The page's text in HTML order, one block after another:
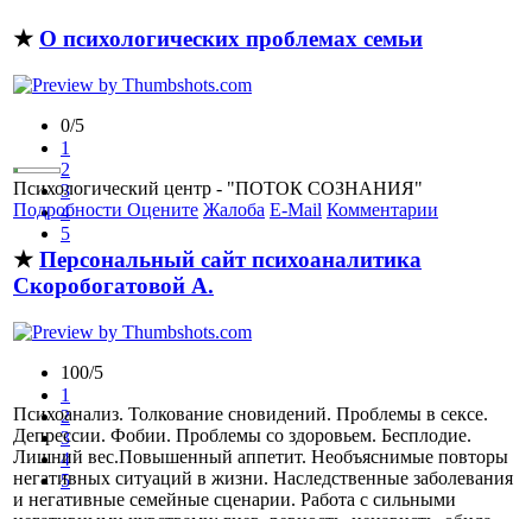
★ О психологических проблемах семьи
0/5
1
2
3
4
5
Психологический центр - "ПОТОК СОЗНАНИЯ"
Подробности Оцените Жалоба E-Mail Комментарии
★ Персональный сайт психоаналитика
Скоробогатовой А.
100/5
1
2
3
4
5
Психоанализ. Толкование сновидений. Проблемы в сексе.
Депрессии. Фобии. Проблемы со здоровьем. Бесплодие.
Лишний вес.Повышенный аппетит. Необъяснимые повторы
негативных ситуаций в жизни. Наследственные заболевания
и негативные семейные сценарии. Работа с сильными